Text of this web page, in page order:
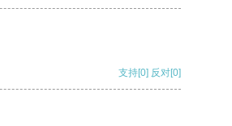
支持[0] 反对[0]